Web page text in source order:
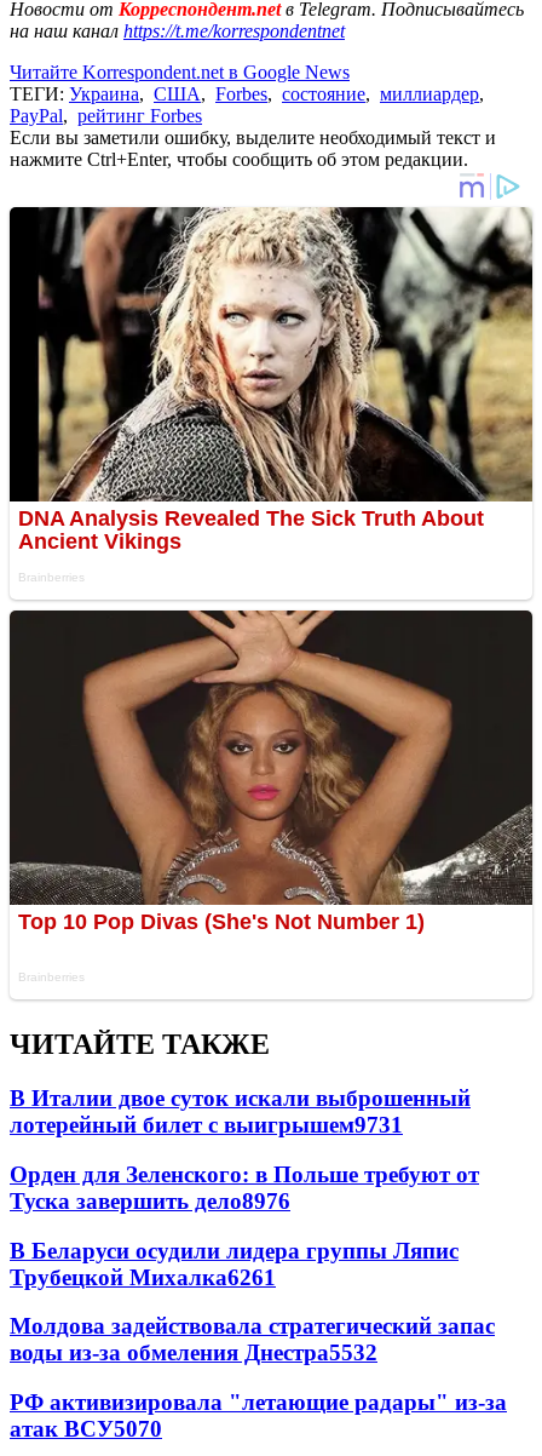
Новости от Корреспондент.netв Telegram. Подписывайтесь
на наш канал https://t.me/korrespondentnet
Читайте Korrespondent.net в Google News
ТЕГИ: Украина, США, Forbes, состояние, миллиардер,
PayPal, рейтинг Forbes
Если вы заметили ошибку, выделите необходимый текст и
нажмите Ctrl+Enter, чтобы сообщить об этом редакции.
ЧИТАЙТЕ ТАКЖЕ
В Италии двое суток искали выброшенный
лотерейный билет с выигрышем9731
Орден для Зеленского: в Польше требуют от
Туска завершить дело8976
В Беларуси осудили лидера группы Ляпис
Трубецкой Михалка6261
Молдова задействовала стратегический запас
воды из-за обмеления Днестра5532
РФ активизировала "летающие радары" из-за
атак ВСУ5070